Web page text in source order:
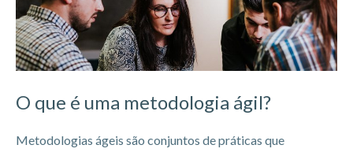
O que é uma metodologia ágil?
Metodologias ágeis são conjuntos de práticas que